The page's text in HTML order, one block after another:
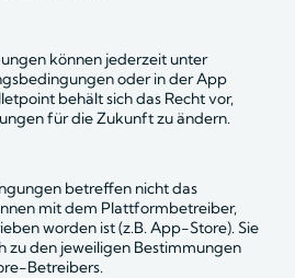
können jederzeit unter
oder in der App
behält sich das Recht vor,
für die Zukunft zu ändern.
betreffen nicht das
mit dem Plattformbetreiber,
worden ist (z.B. App-Store). Sie
zu den jeweiligen Bestimmungen
Betreibers.